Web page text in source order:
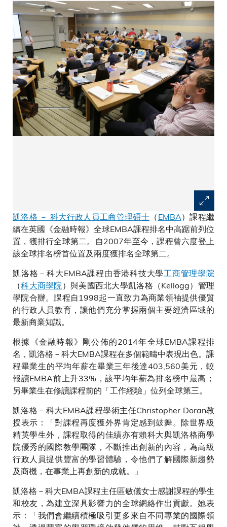
凱洛格 － 科大行政人員工商管理碩士 （EMBA）課程繼
續在英國《金融時報》全球EMBA課程排名中高踞前列位
置，獲排行全球第二。自2007年至今，課程曾六度登上
該全球排名榜首位置及兩度獲排名全球第二。
凱洛格－科大EMBA課程由香港科技大學工商管理學院
（科大商學院）與美國西北大學凱洛格（Kellogg）管理
學院合辦。課程自1998起一直致力為商業領袖提供優質
的行政人員教育，讓他們充分掌握兩個主要經濟區域的
最新商業知識。
根據《金融時報》剛公佈的2014年全球EMBA課程排
名，凱洛格－科大EMBA課程在多個範疇中表現出色。課
程畢業生的平均年薪在畢業三年後達403,560美元，較
報讀EMBA前上升33%，該平均年薪為排名榜中最高；
另畢業生在修讀課程前的「工作經驗」位列全球第三。
凱洛格－科大EMBA課程學術主任Christopher Doran教
授表示：「對課程再度獲外界肯定感到鼓舞。除世界級
精英學生外，課程取得的佳績亦有賴科大與凱洛格商學
院優秀的國際教學團隊，不斷推出創新的內容，為高級
行政人員提供豐富的學習體驗，令他們了解國際新趨勢
及商機，在事業上再創新的成就。」
凱洛格－科大EMBA課程主任區敏儀女士感謝課程的學生
和校友，為建立深具影響力的全球網絡作出貢獻。她表
示：「我們會繼續積極吸引更多來自不同專業的國際領